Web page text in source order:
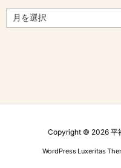
ー
Copyright © 2026 平
WordPress Luxeritas